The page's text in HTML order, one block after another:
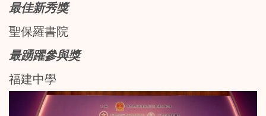
最佳新秀獎
聖保羅書院
最踴躍參與獎
福建中學